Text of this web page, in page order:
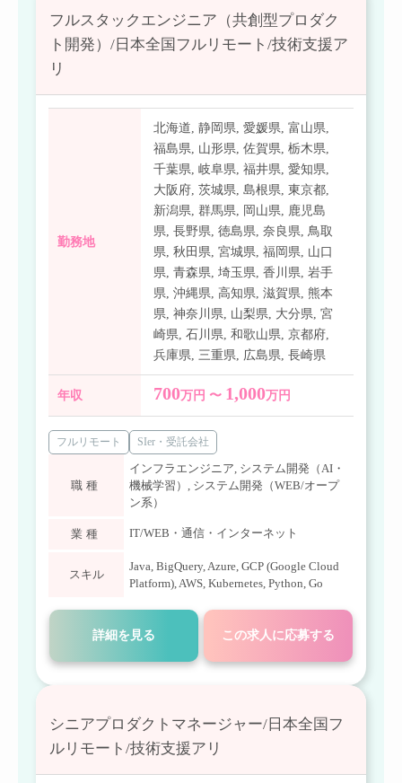
フルスタックエンジニア（共創型プロダク
ト開発）/日本全国フルリモート/技術支援ア
リ
勤務地
北海道,静岡県,愛媛県,富山県,
福島県, 山形県,佐賀県,栃木県,
千葉県,岐阜県,福井県,愛知県,
大阪府,茨城県,島根県,東京都,
新潟県,群馬県, 岡山県, 鹿児島
県,長野県,徳島県,奈良県,鳥取
県,秋田県,宮城県,福岡県, 山口
県,青森県,埼玉県,香川県,岩手
県,沖縄県, 高知県,滋賀県,熊本
県,神奈川県, 山梨県, 大分県,宮
崎県,石川県,和歌山県,京都府,
兵庫県,三重県, 広島県,長崎県
年収 700万円 〜 1,000万円
フルリモート SIer・受託会社
職種
インフラエンジニア, システム開発（AI・
機械学習） , システム開発（WEB/オープ
ン系）
業種 IT/WEB・通信・インターネット
スキル
Java, BigQuery,Azure, GCP (Google Cloud
Platform),AWS, Kubernetes, Python, Go
詳細を見る この求人に応募する
シニアプロダクトマネージャー/日本全国フ
ルリモート/技術支援アリ